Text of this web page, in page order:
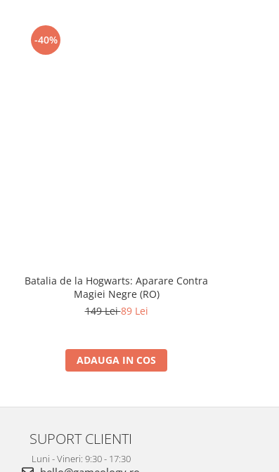
-40%
Batalia de la Hogwarts: Aparare Contra
Magiei Negre (RO)
149 Lei89 Lei
ADAUGA IN COS
SUPORT CLIENTI
Luni - Vineri: 9:30 - 17:30